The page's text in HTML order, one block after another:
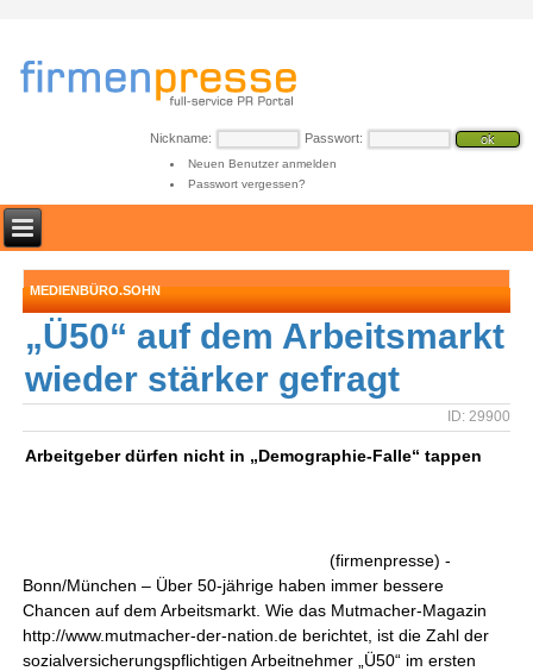
Nickname: Passwort:
Neuen Benutzer anmelden
Passwort vergessen?
MEDIENBÜRO.SOHN
„Ü50“ auf dem Arbeitsmarkt
wieder stärker gefragt
ID: 29900
Arbeitgeber dürfen nicht in „Demographie-Falle“ tappen
(firmenpresse) -
Bonn/München – Über 50-jährige haben immer bessere
Chancen auf dem Arbeitsmarkt. Wie das Mutmacher-Magazin
http://www.mutmacher-der-nation.de berichtet, ist die Zahl der
sozialversicherungspflichtigen Arbeitnehmer „Ü50“ im ersten